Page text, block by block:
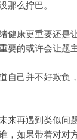
那么拧巴。
健康更重要还是
要的或许会让题
自己并不好欺负
来再遇到类似问
，如果带着对对